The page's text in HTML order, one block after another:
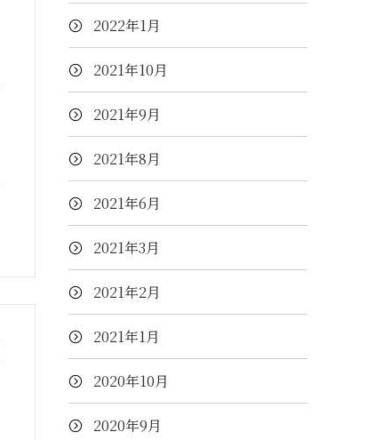
2022年1月
2021年10月
2021年9月
2021年8月
2021年6月
2021年3月
2021年2月
2021年1月
2020年10月
2020年9月